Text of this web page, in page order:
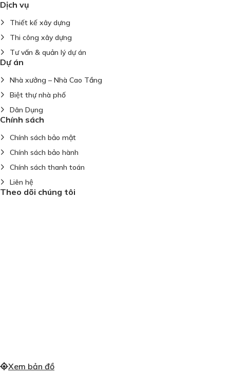
Dịch vụ
Thiết kế xây dựng
Thi công xây dựng
Tư vấn & quản lý dự án
Dự án
Nhà xưởng – Nhà Cao Tầng
Biệt thự nhà phố
Dân Dụng
Chính sách
Chính sách bảo mật
Chính sách bảo hành
Chính sách thanh toán
Liên hệ
Theo dõi chúng tôi
Xem bản đồ